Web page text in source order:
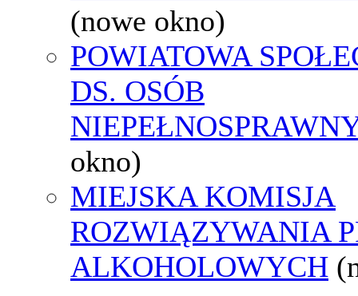
(nowe okno)
POWIATOWA
DS. OSÓB
okno)
MIEJSKA KOMISJA
ROZWIĄZYWANIA
ALKOHOLOWYCH